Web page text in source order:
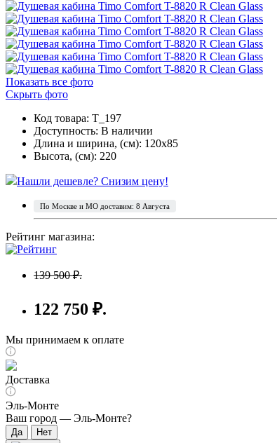
Показать все фото
Скрыть фото
Код товара: T_197
Доступность: В наличии
Длина и ширина, (см): 120x85
Высота, (см): 220
Нашли дешевле? Снизим цену!
По Москве и МО доставим: 8 Августа
Рейтинг магазина:
139 500 ₽.
122 750 ₽.
Мы принимаем к оплате
Доставка
Эль-Монте
Ваш город — Эль-Монте?